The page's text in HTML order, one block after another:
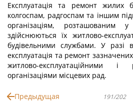
Експлуатація та ремонт жилих
колгоспам, радгоспам та іншим
організаціям, розташованим у
здійснюються їх житлово-
будівельними службами. У разі
експлуатація та ремонт
житлово-експлуатаційними і
організаціями місцевих рад.
Предыдущая 191/202